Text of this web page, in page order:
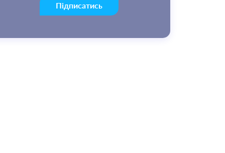
Підписатись